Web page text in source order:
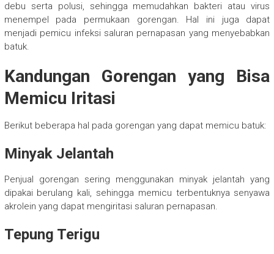
debu serta polusi, sehingga memudahkan bakteri atau virus
menempel pada permukaan gorengan. Hal ini juga dapat
menjadi pemicu infeksi saluran pernapasan yang menyebabkan
batuk.
Kandungan Gorengan yang Bisa
Memicu Iritasi
Berikut beberapa hal pada gorengan yang dapat memicu batuk:
Minyak Jelantah
Penjual gorengan sering menggunakan minyak jelantah yang
dipakai berulang kali, sehingga memicu terbentuknya senyawa
akrolein yang dapat mengiritasi saluran pernapasan.
Tepung Terigu